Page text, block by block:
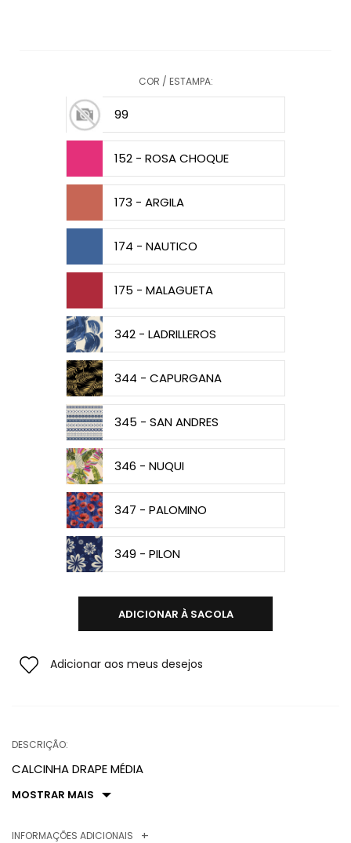
DESCRIÇÃO:
CALCINHA DRAPE MÉDIA
MOSTRAR MAIS
INFORMAÇÕES ADICIONAIS
COR / ESTAMPA:
99
152 - ROSA CHOQUE
173 - ARGILA
174 - NAUTICO
175 - MALAGUETA
342 - LADRILLEROS
344 - CAPURGANA
345 - SAN ANDRES
346 - NUQUI
347 - PALOMINO
349 - PILON
ADICIONAR À SACOLA
Adicionar aos meus desejos